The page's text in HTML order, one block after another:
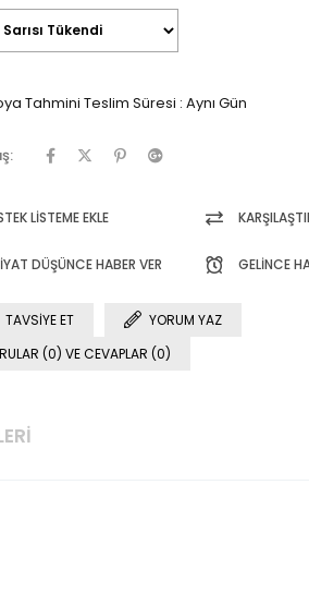
Tahmini Teslim Süresi : Aynı Gün
LISTEME EKLE
DÜŞÜNCE HABER VER GELINCE
TAVSIYE ET
YORUM YAZ
(0) VE CEVAPLAR (0)